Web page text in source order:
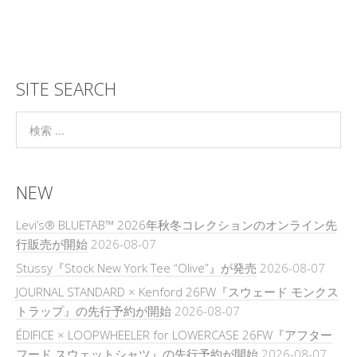
SITE SEARCH
NEW
Levi’s® BLUETAB™ 2026年秋冬コレクションのオンライン先
行販売が開始 2026-08-07
Stüssy『Stock New York Tee “Olive”』が発売 2026-08-07
JOURNAL STANDARD × Kenford 26FW『スウェード モンクス
トラップ』の先行予約が開始 2026-08-07
ÉDIFICE × LOOPWHEELER for LOWERCASE 26FW『アフター
フード スウェットシャツ』の先行予約が開始 2026-08-07